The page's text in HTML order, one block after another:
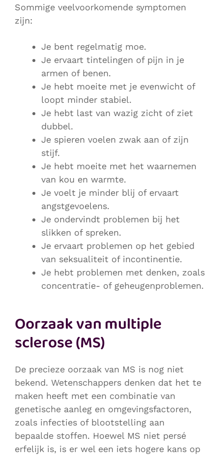
Sommige veelvoorkomende symptomen
zijn:
Je bent regelmatig moe.
Je ervaart tintelingen of pijn in je
armen of benen.
Je hebt moeite met je evenwicht of
loopt minder stabiel.
Je hebt last van wazig zicht of ziet
dubbel.
Je spieren voelen zwak aan of zijn
stijf.
Je hebt moeite met het waarnemen
van kou en warmte.
Je voelt je minder blij of ervaart
angstgevoelens.
Je ondervindt problemen bij het
slikken of spreken.
Je ervaart problemen op het gebied
van seksualiteit of incontinentie.
Je hebt problemen met denken, zoals
concentratie- of geheugenproblemen.
Oorzaak van multiple
sclerose (MS)
De precieze oorzaak van MS is nog niet
bekend. Wetenschappers denken dat het te
maken heeft met een combinatie van
genetische aanleg en omgevingsfactoren,
zoals infecties of blootstelling aan
bepaalde stoffen. Hoewel MS niet persé
erfelijk is, is er wel een iets hogere kans op